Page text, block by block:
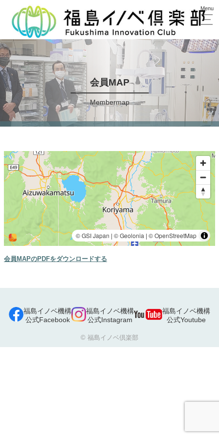
会員MAP
Membermap
会員MAPのPDFをダウンロードする
福島イノベ機構
公式Facebook
福島イノベ機構
公式Instagram
福島イノベ機構
公式Youtube
© 福島イノベ倶楽部